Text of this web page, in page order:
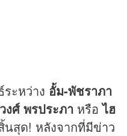
ะหว่าง อั้ม-พัชราภา
งศ์ พรประภา หรือไฮ
นสุด! หลังจากที่มีข่าว